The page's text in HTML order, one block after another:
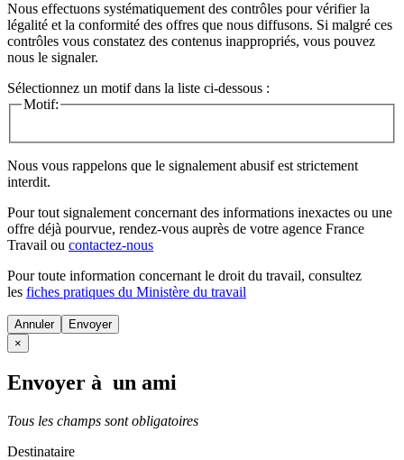
Nous effectuons systématiquement des contrôles pour vérifier la
légalité et la conformité des offres que nous diffusons. Si malgré ces
contrôles vous constatez des contenus inappropriés, vous pouvez
nous le signaler.
Sélectionnez un motif dans la liste ci-dessous :
Motif:
Nous vous rappelons que le signalement abusif est strictement
interdit.
Pour tout signalement concernant des informations inexactes ou une
offre déjà pourvue, rendez-vous auprès de votre agence France
Travail ou contactez-nous
Pour toute information concernant le droit du travail, consultez
les fiches pratiques du Ministère du travail
Annuler
×
Envoyer à un ami
Tous les champs sont obligatoires
Destinataire